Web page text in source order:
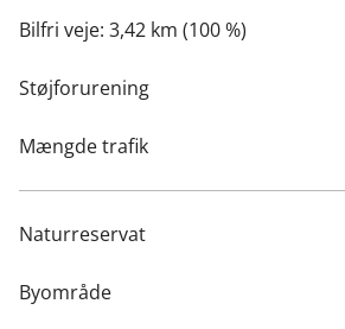
Bilfri veje: 3,42 km (100 %)
Støjforurening
Mængde trafik
Naturreservat
Byområde